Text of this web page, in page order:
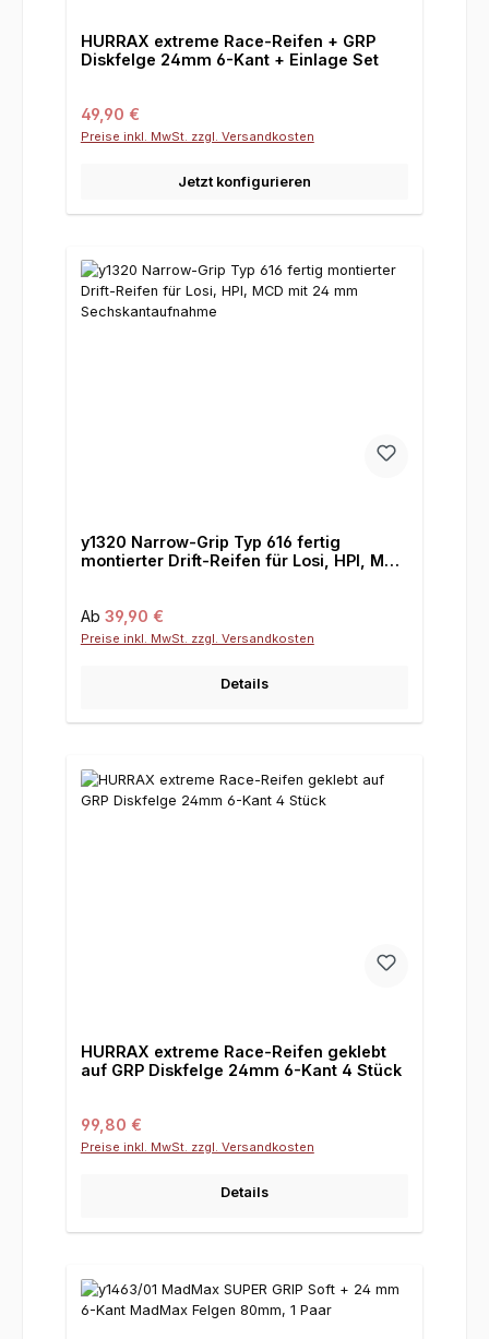
HURRAX extreme Race-Reifen + GRP
Diskfelge 24mm 6-Kant + Einlage Set
Regulärer Preis:
49,90 €
Preise inkl. MwSt. zzgl. Versandkosten
Jetzt konfigurieren
y1320 Narrow-Grip Typ 616 fertig
montierter Drift-Reifen für Losi, HPI, MCD
Regulärer Preis:
Ab 39,90 €
Preise inkl. MwSt. zzgl. Versandkosten
Details
HURRAX extreme Race-Reifen geklebt
auf GRP Diskfelge 24mm 6-Kant 4 Stück
Regulärer Preis:
99,80 €
Preise inkl. MwSt. zzgl. Versandkosten
Details